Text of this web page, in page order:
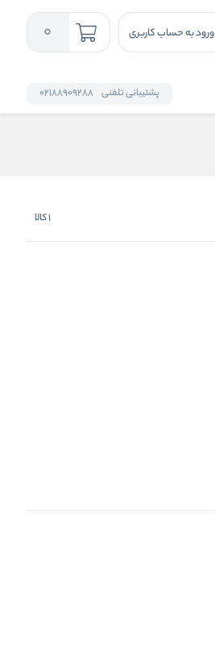
ورود به حساب کاربری 0
پشتیبانی تلفنی 02188909288
1کالا